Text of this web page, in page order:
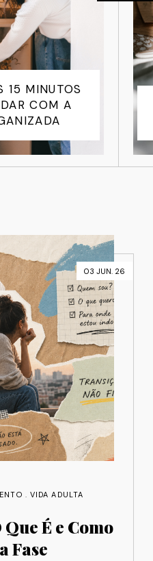
15 MINUTOS
COM A
03 JUN. 26
. VIDA ADULTA
É e Como
Fase